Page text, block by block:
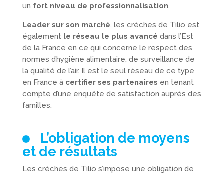
un fort niveau de professionnalisation.
Leader sur son marché, les crèches de Tilio est
également le réseau le plus avancé dans l’Est
de la France en ce qui concerne le respect des
normes d’hygiène alimentaire, de surveillance de
la qualité de l’air. Il est le seul réseau de ce type
en France à certifier ses partenaires en tenant
compte d’une enquête de satisfaction auprès des
familles.
L’obligation de moyens
et de résultats
Les crèches de Tilio s’impose une obligation de